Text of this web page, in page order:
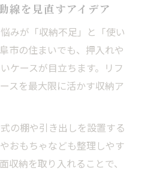
線を見直すアイデア
みが「収納不足」と「使い
市の住まいでも、押入れや
ケースが目立ちます。リフ
スを最大限に活かす収納ア
の棚や引き出しを設置する
おもちゃなども整理しやす
収納を取り入れることで、